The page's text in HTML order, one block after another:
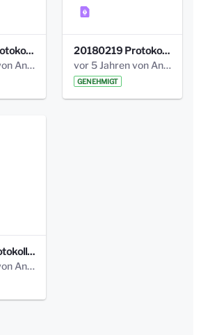
20190128 Protokoll der Projektgruppe Olgäle.pdf
vor 5 Jahren von Anni Schlumberger
20180219 Protokoll der Projektgruppe Olgaele2012.pdf
vor 5 Jahren von Anni Schlumberger
GENEHMIGT
20171212 Protokoll-Klettergerüst-3b-neu-.pdf
vor 5 Jahren von Anni Schlumberger